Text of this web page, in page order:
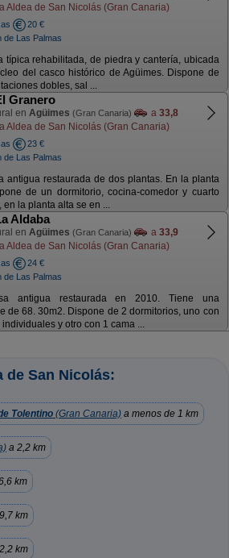
Aldea de San Nicolás (Gran Canaria)
20 €
de Las Palmas
típica rehabilitada, de piedra y cantería, ubicada
del casco histórico de Agüimes. Dispone de
dobles, sal ...
Granero
en Agüimes (Gran Canaria) a 33,8
Aldea de San Nicolás (Gran Canaria)
23 €
de Las Palmas
antigua restaurada de dos plantas. En la planta
de un dormitorio, cocina-comedor y cuarto
en la planta alta se en ...
Aldaba
en Agüimes (Gran Canaria) a 33,9
Aldea de San Nicolás (Gran Canaria)
24 €
de Las Palmas
antigua restaurada en 2010. Tiene una
de 68. 30m2. Dispone de 2 dormitorios, uno con
individuales y otro con 1 cama ...
de San Nicolás:
Tolentino (Gran Canaria) a menos de 1 km
a 2,2 km
km
km
km